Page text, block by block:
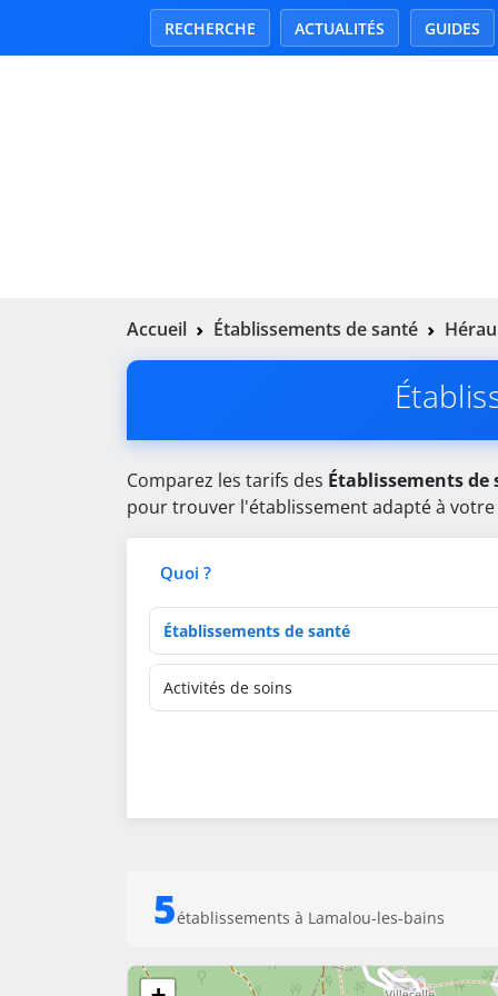
RECHERCHE ACTUALITÉS GUIDES
Accueil Établissements de santé
Comparez les tarifs des Établissements de
pour trouver l'établissement adapté à
Quoi ?
Type d'établissement
Activités de soins
5établissements à Lamalou-les-bains